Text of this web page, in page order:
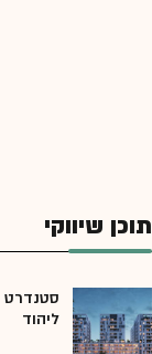
תוכן שיווקי
סטנדרט
ליהוד